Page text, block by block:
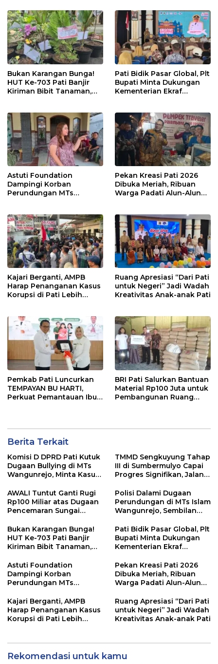
Bukan Karangan Bunga!
HUT Ke-703 Pati Banjir
Kiriman Bibit Tanaman,
Pati Bidik Pasar Global, Plt
Bupati Minta Dukungan
Kementerian Ekraf
Astuti Foundation
Dampingi Korban
Perundungan MTs
Sekolah Berbasis Agama
Pekan Kreasi Pati 2026
Dibuka Meriah, Ribuan
Warga Padati Alun-Alun
Kajari Berganti, AMPB
Harap Penanganan Kasus
Korupsi di Pati Lebih
Ruang Apresiasi “Dari Pati
untuk Negeri” Jadi Wadah
Kreativitas Anak-anak Pati
Pemkab Pati Luncurkan
TEMPAYAN BU HARTI,
Perkuat Pemantauan Ibu
BRI Pati Salurkan Bantuan
Material Rp100 Juta untuk
Pembangunan Ruang
Berita Terkait
Komisi D DPRD Pati Kutuk
Dugaan Bullying di MTs
Wangunrejo, Minta Kasus
TMMD Sengkuyung Tahap
III di Sumbermulyo Capai
Progres Signifikan, Jalan
Persen
AWALI Tuntut Ganti Rugi
Rp100 Miliar atas Dugaan
Pencemaran Sungai
Lanjuti
Polisi Dalami Dugaan
Perundungan di MTs Islam
Wangunrejo, Sembilan
Bukan Karangan Bunga!
HUT Ke-703 Pati Banjir
Kiriman Bibit Tanaman,
Ramah Lingkungan
Pati Bidik Pasar Global, Plt
Bupati Minta Dukungan
Kementerian Ekraf
Astuti Foundation
Dampingi Korban
Perundungan MTs
Sinergi Cegah Bullying di
Sekolah Berbasis Agama
Pekan Kreasi Pati 2026
Dibuka Meriah, Ribuan
Warga Padati Alun-Alun
UMKM
Kajari Berganti, AMPB
Harap Penanganan Kasus
Korupsi di Pati Lebih
Ruang Apresiasi “Dari Pati
untuk Negeri” Jadi Wadah
Kreativitas Anak-anak Pati
Rekomendasi untuk kamu